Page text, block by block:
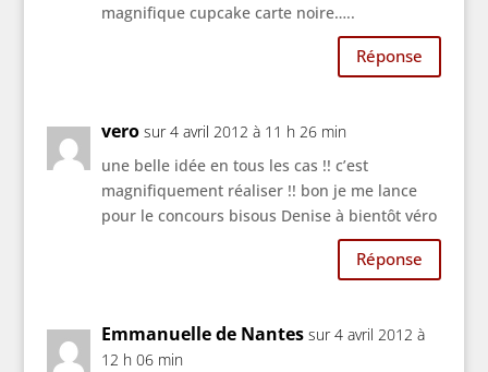
magnifique cupcake carte noire…..
Réponse
vero sur 4 avril 2012 à 11 h 26 min
une belle idée en tous les cas !! c’est
magnifiquement réaliser !! bon je me lance
pour le concours bisous Denise à bientôt véro
Réponse
Emmanuelle de Nantes sur 4 avril 2012 à
12 h 06 min